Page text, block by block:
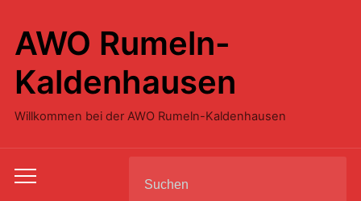
AWO Rumeln-
Kaldenhausen
Willkommen bei der AWO Rumeln-Kaldenhausen
Toggle
for: